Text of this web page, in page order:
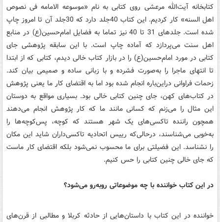
کتابخانه آیت‌الله مرعشی روی کتابی به نام «موسوعه الامامه فی نصوص
اهل السنه» کار کردیم. این کتاب 40جلد دارد که 30جلد آن تا امروز چاپ
شده است. جلدهای 31 تا 40 نیز تماما به فضایل امام‌حسین(ع) در منابع
اهل سنت می‌پردازد که آماده چاپ است. با این سابقه پژوهشی جای
کتابی در مورد امام‌حسین(ع) را در بازار کتاب خالی دیدم، کتابی که از ابتدا
تا انتهای ماجرا را به‌صورت فشرده و با زبانی ساده و صمیمی بیان کند.
زحمات فراوانی دراین‌باره انجام شده بود اما به اقتضای کار ما یعنی پژوهش
در کتاب‌های کهن، جای چنین کتابی خالی بود. بسیاری مواقع به دوستان
این مثال را می‌زنم که کسانی مانند ما که کار پژوهش انجام می‌دهند
همچون راننده تاکسی‌های یک شهر هستند که کوچه، پس‌کوچه‌ها را
به‌خوبی می‌شناسند، درحالی‌که رییس اتحادیه تاکسی‌داران شاید این مکان
را نشناسد. این فضیلتی برای ما محسوب نمی‌شود بلکه اقتضای کار ماست
که جای خالی چنین کتابی را حس کنیم.
در این کتاب خواننده با چه موضوعاتی روبه‌رو می‌شود؟
خواننده در این کتاب با داستان‌هایی از حادثه کربلا و مطالبی از قرن‌های